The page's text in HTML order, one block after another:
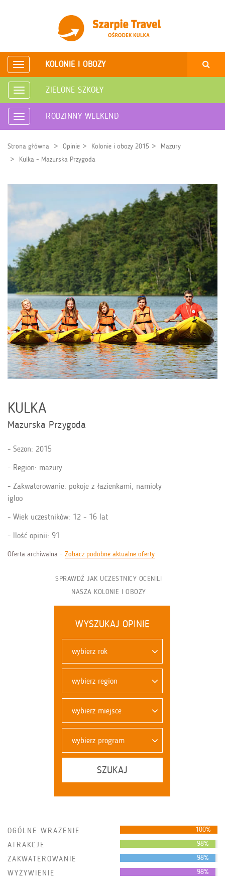
Rozwiń
nawigację
KOLONIE I OBOZY
Rozwiń
nawigację
ZIELONE SZKOŁY
Rozwiń
nawigację
RODZINNY WEEKEND
Strona główna Opinie Kolonie i obozy 2015
Mazury
Kulka - Mazurska Przygoda
KULKA
Mazurska Przygoda
Sezon: 2015
Region: mazury
Zakwaterowanie: pokoje z łazienkami, namioty
igloo
Wiek uczestników: 12 - 16 lat
Ilość opinii: 91
Oferta archiwalna - Zobacz podobne aktualne oferty
SPRAWDŹ JAK UCZESTNICY OCENILI
NASZA KOLONIE I OBOZY
WYSZUKAJ OPINIE
wybierz rok
wybierz region
wybierz miejsce
wybierz program
SZUKAJ
OGÓLNE WRAŻENIE 100%
ATRAKCJE 98%
ZAKWATEROWANIE 98%
WYŻYWIENIE 98%